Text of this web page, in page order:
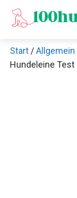
Zum
Inhalt
Start /Allgemein
Hundeleine Test